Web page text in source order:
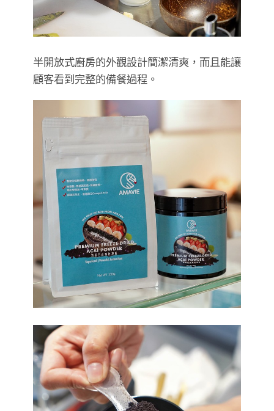
半開放式廚房的外觀設計簡潔清爽，而且能讓
顧客看到完整的備餐過程。